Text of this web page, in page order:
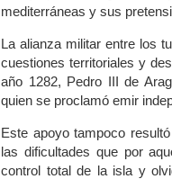
mediterráneas y sus
La alianza militar entre los
cuestiones territoriales y
año 1282, Pedro III de
quien se proclamó emir
Este apoyo tampoco
las dificultades que por
control total de la isla y